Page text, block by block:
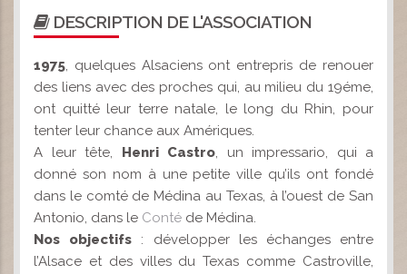
DESCRIPTION DE L'ASSOCIATION
1975, quelques Alsaciens ont entrepris de renouer
des liens avec des proches qui, au milieu du 19éme,
ont quitté leur terre natale, le long du Rhin, pour
tenter leur chance aux Amériques.
A leur tête, Henri Castro, un impressario, qui a
donné son nom à une petite ville qu’ils ont fondé
dans le comté de Médina au Texas, à l’ouest de San
Antonio, dans le Conté de Médina.
Nos objectifs : développer les échanges entre
l’Alsace et des villes du Texas comme Castroville,